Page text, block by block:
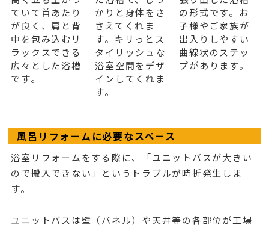
ていて首あたり
が良く、肩と背
中を包み込むリ
ラックスできる
広々とした浴槽
です。
かりと身体をさ
さえてくれま
す。キリっとス
タイリッシュな
浴室空間をデザ
インしてくれま
す。
の形式です。お
子様やご家族が
出入りしやすい
曲線状のステッ
プがあります。
風呂リフォームに必要なスペース
浴室リフォームをする際に、「ユニットバスが大きい
ので搬入できない」というトラブルが時折発生しま
す。
ユニットバスは壁（パネル）や天井等の各部位が工場